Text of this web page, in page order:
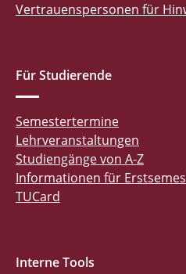
Vertrauenspersonen für
Für Studierende
Semestertermine
Lehrveranstaltungen
Studiengänge von A-Z
Informationen für
TUCard
Interne Tools